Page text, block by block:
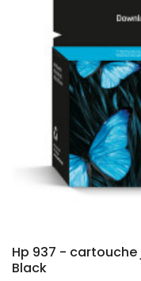
Hp 937 - cartouche
Black